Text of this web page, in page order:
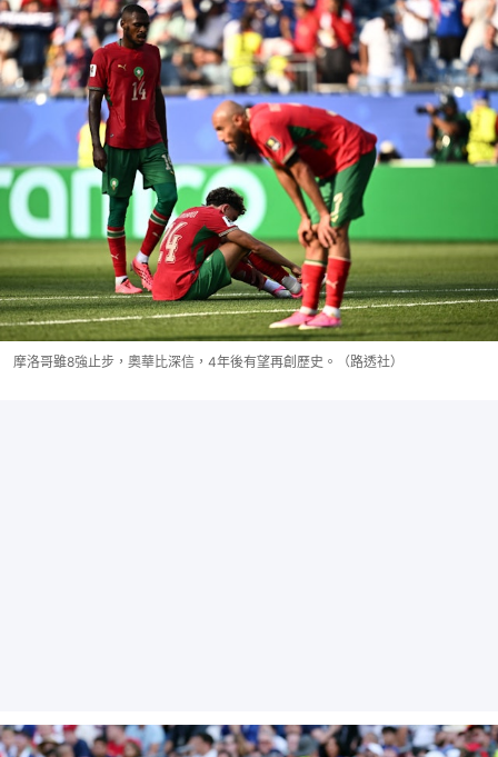
摩洛哥雖8強止步，奧華比深信，4年後有望再創歷史。（路透社）